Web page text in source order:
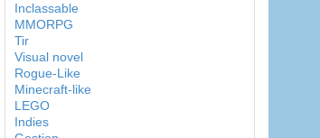
Inclassable
MMORPG
Tir
Visual novel
Rogue-Like
Minecraft-like
LEGO
Indies